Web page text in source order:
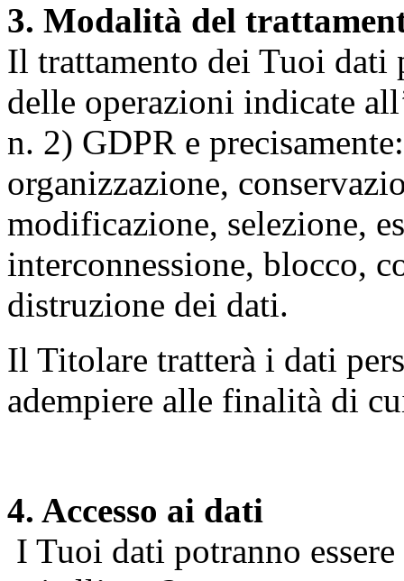
3. Modalità del
Il trattamento dei Tuoi dati
delle operazioni indicate
n. 2) GDPR e
organizzazione,
modificazione, selezione,
interconnessione, blocco,
distruzione dei dati.
Il Titolare tratterà i dati
adempiere alle finalità di
4. Accesso ai dati
I Tuoi dati potranno